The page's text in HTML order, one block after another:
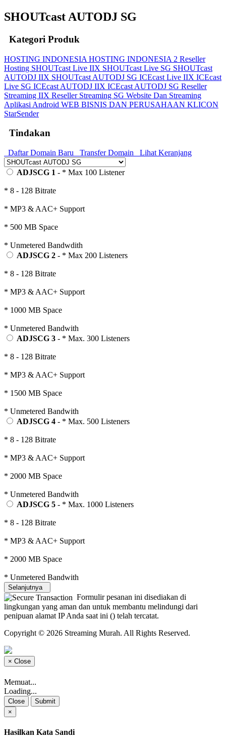
SHOUTcast AUTODJ SG
Kategori Produk
HOSTING INDONESIA HOSTING INDONESIA 2 Reseller
Hosting SHOUTcast Live IIX SHOUTcast Live SG SHOUTcast
AUTODJ IIX SHOUTcast AUTODJ SG ICEcast Live IIX ICEcast
Live SG ICEcast AUTODJ IIX ICEcast AUTODJ SG Reseller
Streaming IIX Reseller Streaming SG Website Dan Streaming
Aplikasi Android WEB BISNIS DAN PERUSAHAAN KLICON
StarSender
Tindakan
Daftar Domain Baru Transfer Domain Lihat Keranjang
ADJSCG 1 - * Max 100 Listener
* 8 - 128 Bitrate
* MP3 & AAC+ Support
* 500 MB Space
* Unmetered Bandwdith
ADJSCG 2 - * Max 200 Listeners
* 8 - 128 Bitrate
* MP3 & AAC+ Support
* 1000 MB Space
* Unmetered Bandwith
ADJSCG 3 - * Max. 300 Listeners
* 8 - 128 Bitrate
* MP3 & AAC+ Support
* 1500 MB Space
* Unmetered Bandwith
ADJSCG 4 - * Max. 500 Listeners
* 8 - 128 Bitrate
* MP3 & AAC+ Support
* 2000 MB Space
* Unmetered Bandwith
ADJSCG 5 - * Max. 1000 Listeners
* 8 - 128 Bitrate
* MP3 & AAC+ Support
* 2000 MB Space
* Unmetered Bandwith
Selanjutnya
Formulir pesanan ini disediakan di
lingkungan yang aman dan untuk membantu melindungi dari
penipuan alamat IP Anda saat ini () telah tercatat.
Copyright © 2026 Streaming Murah. All Rights Reserved.
× Close
Memuat...
Loading...
Close
Submit
×
Hasilkan Kata Sandi